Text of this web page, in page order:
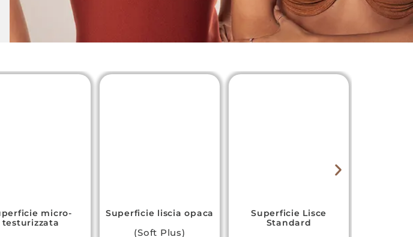
micro-
testurizzata
Superficie liscia opaca
(Soft Plus)
Superficie Lisce
Standard